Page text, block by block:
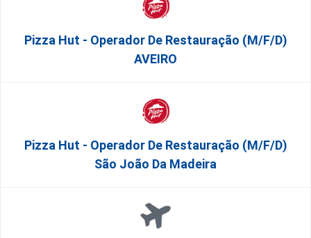
Pizza Hut - Operador De Restauração (m/f/d)
AVEIRO
Pizza Hut - Operador De Restauração (m/f/d)
São João Da Madeira